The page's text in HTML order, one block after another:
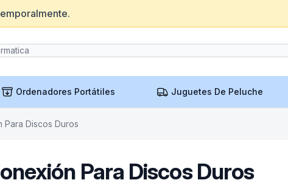
Ordenadores Portátiles Juguetes De Peluche
Para Discos Duros
Para Discos Duros